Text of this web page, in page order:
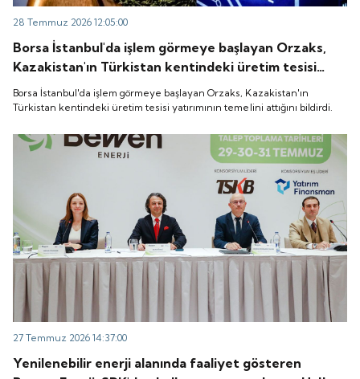
28 Temmuz 2026 12:05:00
Borsa İstanbul'da işlem görmeye başlayan Orzaks,
Kazakistan'ın Türkistan kentindeki üretim tesisi
yatırımının temelini attığını bildirdi.
Borsa İstanbul'da işlem görmeye başlayan Orzaks, Kazakistan'ın
Türkistan kentindeki üretim tesisi yatırımının temelini attığını bildirdi.
27 Temmuz 2026 14:37:00
Yenilenebilir enerji alanında faaliyet gösteren